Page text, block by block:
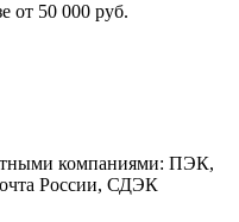
от 50 000 руб.
компаниями: ПЭК,
России, СДЭК